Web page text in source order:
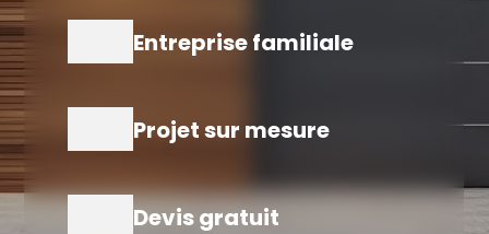
Entreprise familiale
Projet sur mesure
Devis gratuit